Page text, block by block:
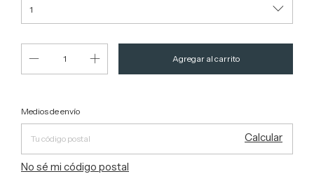
Entregas para el CP:
Medios de envío
Calcular
No sé mi código postal